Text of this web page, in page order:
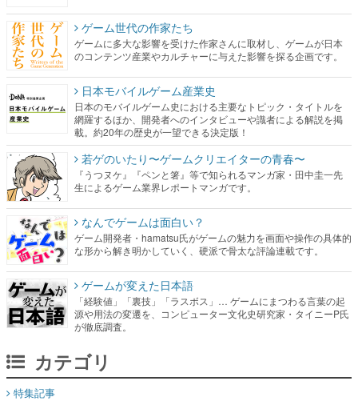
ゲーム世代の作家たち
ゲームに多大な影響を受けた作家さんに取材し、ゲームが日本
のコンテンツ産業やカルチャーに与えた影響を探る企画です。
日本モバイルゲーム産業史
日本のモバイルゲーム史における主要なトピック・タイトルを
網羅するほか、開発者へのインタビューや識者による解説を掲
載。約20年の歴史が一望できる決定版！
若ゲのいたり〜ゲームクリエイターの青春〜
『うつヌケ』『ペンと箸』等で知られるマンガ家・田中圭一先
生によるゲーム業界レポートマンガです。
なんでゲームは面白い？
ゲーム開発者・hamatsu氏がゲームの魅力を画面や操作の具体的
な形から解き明かしていく、硬派で骨太な評論連載です。
ゲームが変えた日本語
「経験値」「裏技」「ラスボス」… ゲームにまつわる言葉の起
源や用法の変遷を、コンピューター文化史研究家・タイニーP氏
が徹底調査。
カテゴリ
特集記事